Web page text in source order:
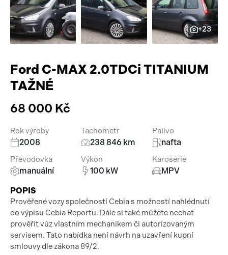
Pracovní stroje
Náhradní díly
Příslušenství
Auto a život
Videa
+23
Ford C-MAX 2.0TDCi TITANIUM
TAŽNÉ
68 000 Kč
Rok výroby
2008
Tachometr
238 846 km
Palivo
nafta
Převodovka
manuální
Výkon
100 kW
Karoserie
MPV
POPIS
Prověřené vozy společností Cebia s možností nahlédnutí
do výpisu Cebia Reportu. Dále si také můžete nechat
prověřit vůz vlastním mechanikem či autorizovaným
servisem. Tato nabídka není návrh na uzavření kupní
smlouvy dle zákona 89/2.